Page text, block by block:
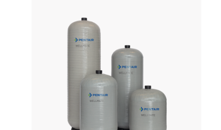
NSF/ANSI y están totalmente libres de plomo.